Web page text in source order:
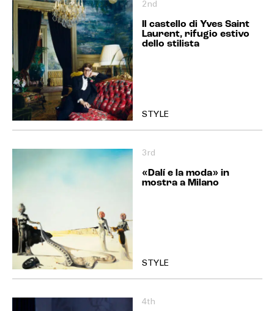
2nd
Il castello di Yves Saint
Laurent, rifugio estivo
dello stilista
STYLE
3rd
«Dalí e la moda» in
mostra a Milano
STYLE
4th